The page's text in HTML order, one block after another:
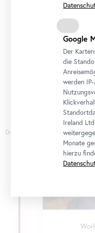
Mit Baby
26.
Donnerstag
Google
Der
die
werden
Ireland
Monate
hierzu